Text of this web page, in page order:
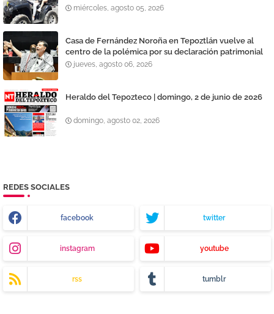
miércoles, agosto 05, 2026
Casa de Fernández Noroña en Tepoztlán vuelve al
centro de la polémica por su declaración patrimonial
jueves, agosto 06, 2026
Heraldo del Tepozteco | domingo, 2 de junio de 2026
domingo, agosto 02, 2026
REDES SOCIALES
facebook twitter
instagram youtube
rss tumblr